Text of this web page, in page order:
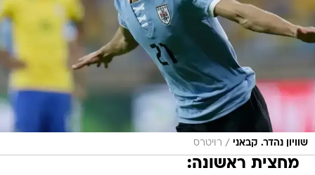
שוויון נהדר. קבאני / רויטרס
מחצית ראשונה: